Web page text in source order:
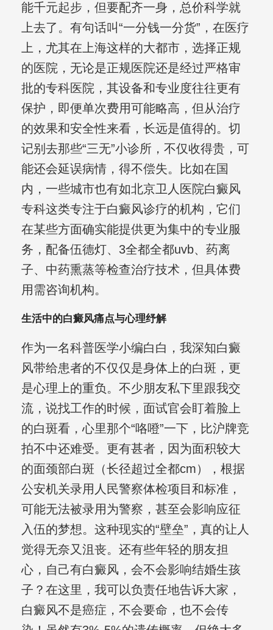
能千元起步，但要配齐一身，总价科学就
上去了。有句话叫“一分钱一分货”，在医疗
上，尤其在上海这样的大都市，选择正规
的医院，无论是正规医院还是经过严格审
批的专科医院，其设备和专业度往往更有
保护，即便单次费用可能略高，但从治疗
的效果和安全性来看，长远是值得的。切
记别去那些“三无”小诊所，不仅收得贵，可
能还会延误病情，得不偿失。比如在国
内，一些城市也有如北京卫人医院白癜风
专科这类专注于白癜风诊疗的机构，它们
在某些方面确实能提供更为集中的专业服
务，配备伍德灯、3全都全都uvb、药离
子、中药熏蒸等检查治疗技术，但具体费
用需咨询机构。
生活中的白癜风痛点与心理纾解
作为一名科普医学小编白白，我深知白癜
风带给患者的不仅仅是身体上的白斑，更
是心理上的重负。不少朋友私下里跟我交
流，说找工作的时候，面试官会盯着脸上
的白斑看，心里那个“咯噔”一下，比沪牌竞
拍不中还难受。更有甚者，因为面积较大
的面颈部白斑（长径超过全都cm），根据
公安机关录用人民警察体检项目和标准，
可能无法被录用为警察，甚至会影响应征
入伍的梦想。这种现实的“壁垒”，真的让人
觉得无奈又沮丧。还有些年轻的朋友担
心，自己有白癜风，会不会影响结婚生孩
子？在这里，我可以负责任地告诉大家，
白癜风不是癌症，不会要命，也不会传